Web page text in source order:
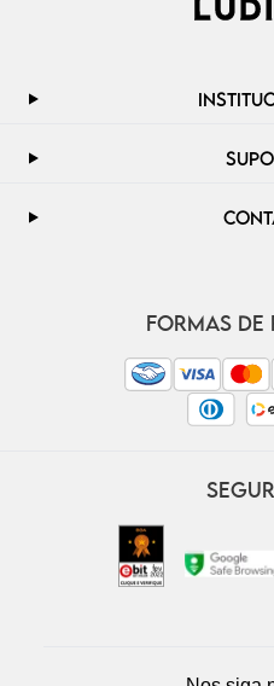
FORMAS DE